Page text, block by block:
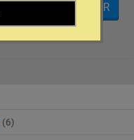
FILTRAR
(6)